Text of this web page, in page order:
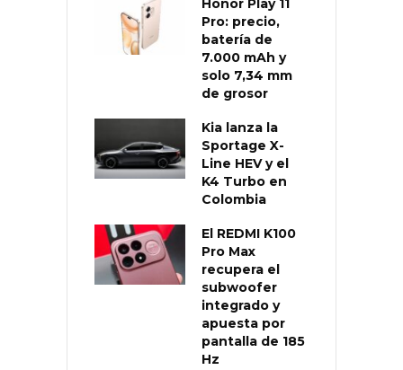
Pro: precio,
batería de
7.000 mAh y
solo 7,34 mm
de grosor
Kia lanza la
Sportage X-
Line HEV y el
K4 Turbo en
Colombia
El REDMI K100
Pro Max
recupera el
subwoofer
integrado y
apuesta por
pantalla de 185
Hz